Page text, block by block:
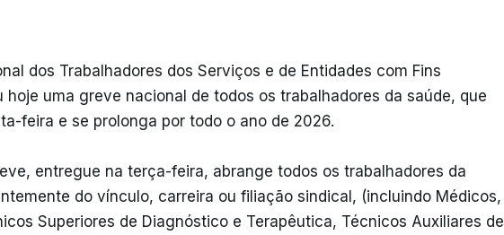
dos Trabalhadores dos Serviços e de Entidades com Fins
hoje uma greve nacional de todos os trabalhadores da saúde, que
feira e se prolonga por todo o ano de 2026.
entregue na terça-feira, abrange todos os trabalhadores da
do vínculo, carreira ou filiação sindical, (incluindo Médicos,
Superiores de Diagnóstico e Terapêutica, Técnicos Auxiliares de